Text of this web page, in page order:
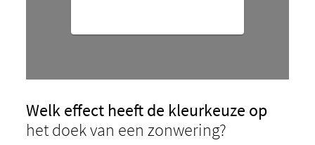
Welk effect heeft de kleurkeuze op
het doek van een zonwering?